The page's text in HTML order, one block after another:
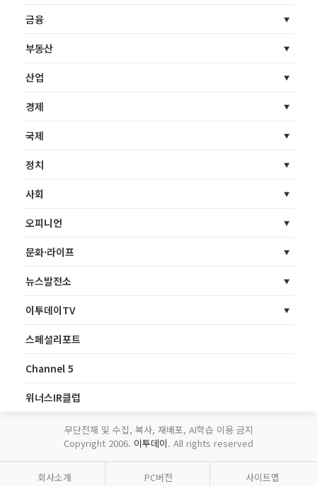
금융
부동산
산업
경제
국제
정치
사회
오피니언
문화·라이프
뉴스발전소
이투데이TV
스페셜리포트
Channel 5
위너스IR클럽
무단전재 및 수집, 복사, 재배포, AI학습 이용 금지
Copyright 2006. 이투데이. All rights reserved
회사소개 PC버전 사이트맵